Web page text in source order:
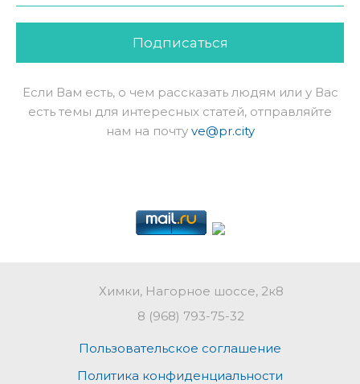
Подписаться
Если Вам есть, о чем рассказать людям или у Вас
есть темы для интересных статей, отправляйте
нам на почту ve@pr.city
Химки, Нагорное шоссе, 2к8
8 (968) 793-75-32
Пользовательское соглашение
Политика конфиденциальности